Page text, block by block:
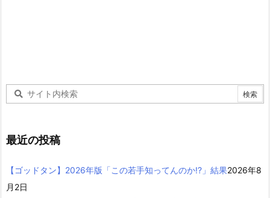
最近の投稿
【ゴッドタン】2026年版「この若手知ってんのか!?」結果2026年8
月2日